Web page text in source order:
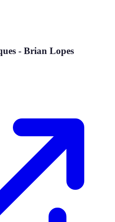
- Brian Lopes